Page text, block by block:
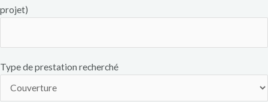
projet)
Type de prestation recherché